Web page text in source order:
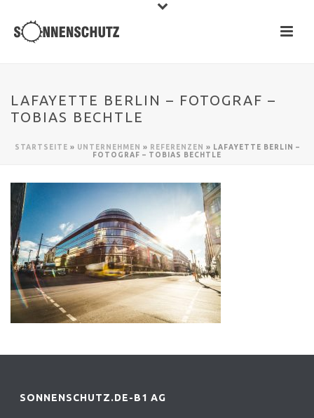
LAFAYETTE BERLIN – FOTOGRAF –
TOBIAS BECHTLE
STARTSEITE » UNTERNEHMEN » REFERENZEN » LAFAYETTE BERLIN –
FOTOGRAF – TOBIAS BECHTLE
SONNENSCHUTZ.DE-B1 AG